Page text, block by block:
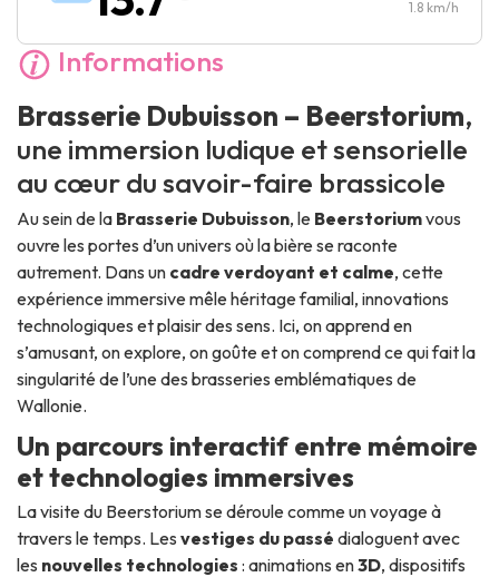
1.8 km/h
Informations
Brasserie Dubuisson – Beerstorium,
une immersion ludique et sensorielle
au cœur du savoir-faire brassicole
Au sein de la Brasserie Dubuisson, le Beerstoriumvous
ouvre les portes d’un univers où la bière se raconte
autrement. Dans un cadre verdoyant et calme, cette
expérience immersive mêle héritage familial, innovations
technologiques et plaisir des sens. Ici, on apprend en
s’amusant, on explore, on goûte et on comprend ce qui fait la
singularité de l’une des brasseries emblématiques de
Wallonie.
Un parcours interactif entre mémoire
et technologies immersives
La visite du Beerstorium se déroule comme un voyage à
travers le temps. Les vestiges du passé dialoguent avec
les nouvelles technologies : animations en3D, dispositifs